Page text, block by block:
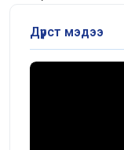
Дүрст мэдээ